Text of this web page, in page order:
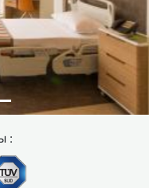
не только цену,
и наличие
таких как JCI
: